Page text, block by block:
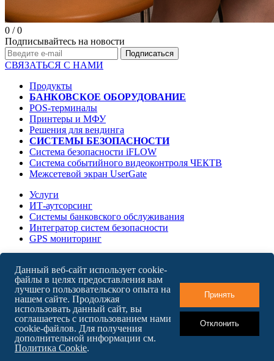
0 / 0
Подписывайтесь на новости
СВЯЗАТЬСЯ С НАМИ
Продукты
БАНКОВСКОЕ ОБОРУДОВАНИЕ
POS-терминалы
Принтеры и МФУ
Решения для вендинга
СИСТЕМЫ БЕЗОПАСНОСТИ
Система безопасности iFLOW
Система событийного видеоконтроля ЧЕКТВ
Межсетевой экран UserGate
Услуги
ИТ-аутсорсинг
Системы банковского обслуживания
Интегратор систем безопасности
GPS мониторинг
Карьера в БайТех
Новости
Контакты
English version
Карта сайта
ООО "БайТехСервис"
Данный веб-сайт использует cookie-
файлы в целях предоставления вам
лучшего пользовательского опыта на
нашем сайте. Продолжая
использовать данный сайт, вы
соглашаетесь с использованием нами
cookie-файлов. Для получения
дополнительной информации см.
Политика Cookie.
Принять
Отклонить